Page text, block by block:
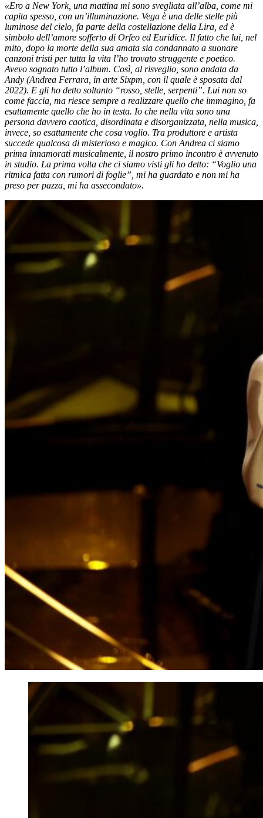
«Ero a New York, una mattina mi sono svegliata all’alba, come mi
capita spesso, con un’illuminazione. Vega è una delle stelle più
luminose del cielo, fa parte della costellazione della Lira, ed è
simbolo dell’amore sofferto di Orfeo ed Euridice. Il fatto che lui, nel
mito, dopo la morte della sua amata sia condannato a suonare
canzoni tristi per tutta la vita l’ho trovato struggente e poetico.
Avevo sognato tutto l’album. Così, al risveglio, sono andata da
Andy (Andrea Ferrara, in arte Sixpm, con il quale è sposata dal
2022). E gli ho detto soltanto “rosso, stelle, serpenti”. Lui non so
come faccia, ma riesce sempre a realizzare quello che immagino, fa
esattamente quello che ho in testa. Io che nella vita sono una
persona davvero caotica, disordinata e disorganizzata, nella musica,
invece, so esattamente che cosa voglio. Tra produttore e artista
succede qualcosa di misterioso e magico. Con Andrea ci siamo
prima innamorati musicalmente, il nostro primo incontro è avvenuto
in studio. La prima volta che ci siamo visti gli ho detto: “Voglio una
ritmica fatta con rumori di foglie”, mi ha guardato e non mi ha
preso per pazza, mi ha assecondato».